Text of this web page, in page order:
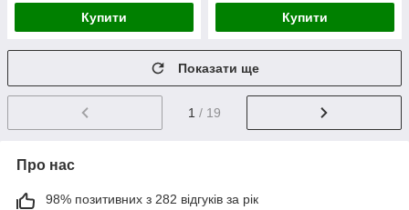
Купити Купити
Показати ще
1 / 19
Про нас
98% позитивних з 282 відгуків за рік